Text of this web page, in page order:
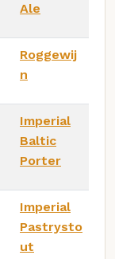
Ale
Roggewij
n
Imperial
Baltic
Porter
Imperial
Pastrysto
ut